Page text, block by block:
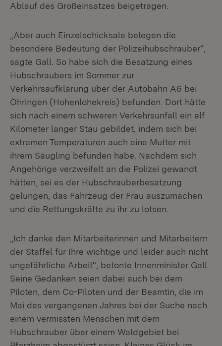
Ablauf des Großeinsatzes beigetragen.
„Aber auch Einzelschicksale belegen die
besondere Bedeutung der Polizeihubschrauber“,
sagte Gall. So habe sich die Besatzung eines
Hubschraubers im Sommer zur
Verkehrsaufklärung über der Autobahn A6 bei
Öhringen (Hohenlohekreis) befunden. Dort hätte
sich nach einem schweren Verkehrsunfall ein elf
Kilometer langer Stau gebildet, indem sich bei
extremen Temperaturen auch eine Mutter mit
ihrem Säugling befunden habe. Nachdem sich
Angehörige verzweifelt an die Polizei gewandt
hätten, sei es der Hubschrauberbesatzung
gelungen, das Fahrzeug der Frau auszumachen
und die Rettungskräfte zu ihr zu lotsen.
„Ich danke den Mitarbeiterinnen und Mitarbeitern
der Staffel für Ihre wichtige und leider auch nicht
ungefährliche Arbeit“, betonte Innenminister Gall.
Seine Gedanken seien dabei auch bei dem
Piloten, dem Co-Piloten und der Beamtin, die im
Mai des vergangenen Jahres bei der Suche nach
einem vermissten Menschen mit dem
Hubschrauber über einem Waldgebiet bei